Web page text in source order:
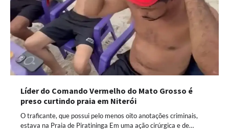
Líder do Comando Vermelho do Mato Grosso é
preso curtindo praia em Niterói
O traficante, que possui pelo menos oito anotações criminais,
estava na Praia de Piratininga Em uma ação cirúrgica e de…